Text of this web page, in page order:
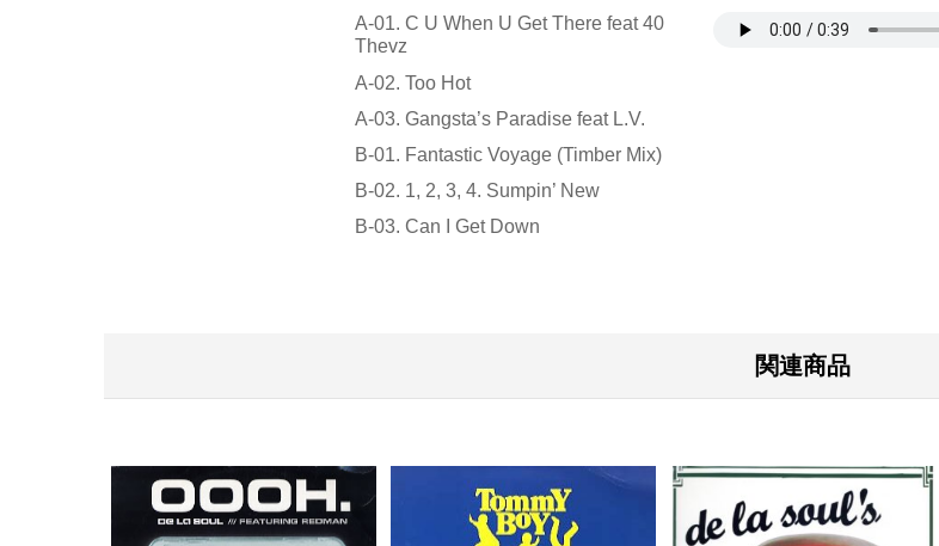
A-01. C U When U Get There feat 40
Thevz
A-02. Too Hot
A-03. Gangsta’s Paradise feat L.V.
B-01. Fantastic Voyage (Timber Mix)
B-02. 1, 2, 3, 4. Sumpin’ New
B-03. Can I Get Down
関連商品